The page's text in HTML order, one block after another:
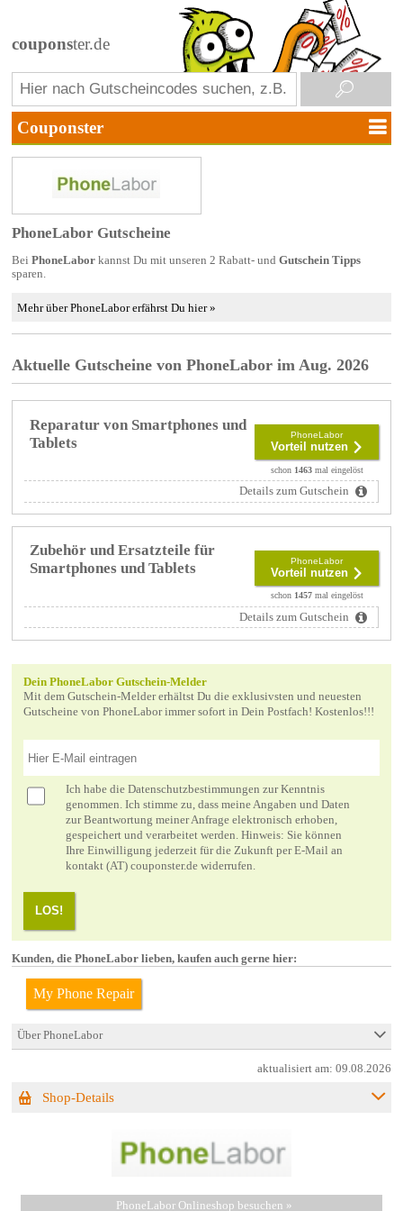
couponster.de
PhoneLabor Gutscheine
Bei PhoneLaborkannst Du mit unseren 2 Rabatt- und Gutschein Tipps
sparen.
Mehr über PhoneLabor erfährst Du hier »
Aktuelle Gutscheine von PhoneLabor im Aug. 2026
Reparatur von Smartphones und
Tablets
PhoneLabor
Vorteil nutzen
schon 1463mal eingelöst
Details zum Gutschein
Zubehör und Ersatzteile für
Smartphones und Tablets
PhoneLabor
Vorteil nutzen
schon 1457mal eingelöst
Details zum Gutschein
Dein PhoneLabor Gutschein-Melder
Mit dem Gutschein-Melder erhältst Du die exklusivsten und neuesten
Gutscheine von PhoneLabor immer sofort in Dein Postfach! Kostenlos!!!
Ich habe die Datenschutzbestimmungen zur Kenntnis
genommen. Ich stimme zu, dass meine Angaben und Daten
zur Beantwortung meiner Anfrage elektronisch erhoben,
gespeichert und verarbeitet werden. Hinweis: Sie können
Ihre Einwilligung jederzeit für die Zukunft per E-Mail an
kontakt (AT) couponster.de widerrufen.
LOS!
Kunden, die PhoneLabor lieben, kaufen auch gerne hier:
My Phone Repair
Über PhoneLabor
aktualisiert am:09.08.2026
Shop-Details
PhoneLabor Onlineshop besuchen »